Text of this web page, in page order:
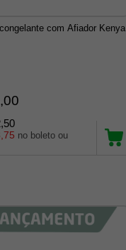
com Afiador Kenya
no boleto ou